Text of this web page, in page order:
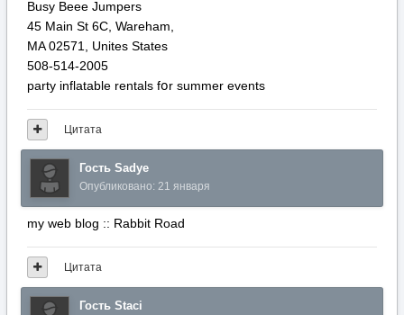
Busy Beee Jumpers
45 Main St 6C, Wareham,
MA 02571, Unites Ѕtates
508-514-2005
party inflatable rentals fօr summer events
Цитата
Гость Sadye
Опубликовано: 21 января
my web blog :: Rabbit Road
Цитата
Гость Staci